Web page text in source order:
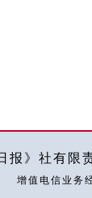
报》社有限
增值电信业务